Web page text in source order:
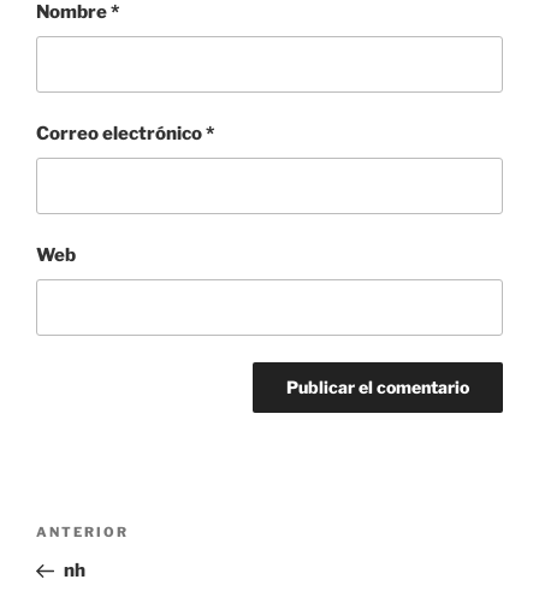
Nombre*
Correo electrónico*
Web
Navegación
entradas
Entrada
anterior:
ANTERIOR
nh